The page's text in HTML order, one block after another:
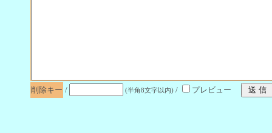
削除キー / (半角8文字以内) / プレビュー